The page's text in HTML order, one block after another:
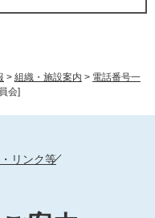
> 組織・施設案内 > 電話番号一
会]
リンク等